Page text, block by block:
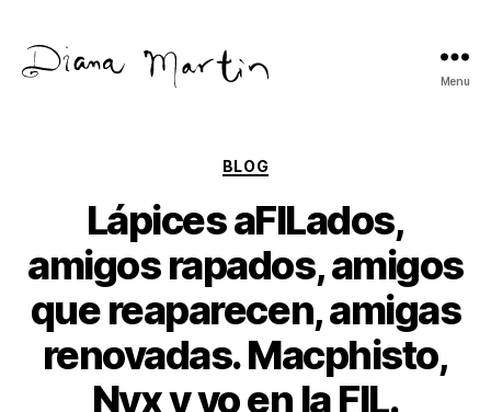
Menu
Categories
BLOG
Lápices aFILados,
amigos rapados, amigos
que reaparecen, amigas
renovadas. Macphisto,
Nyx y yo en la FIL.